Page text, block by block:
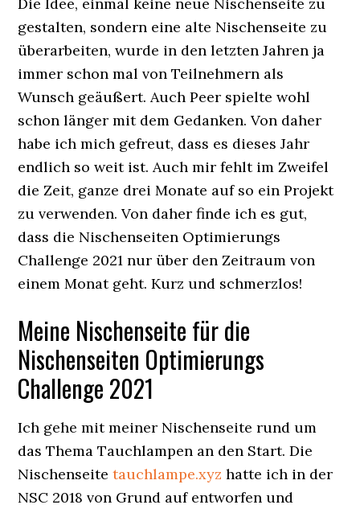
gestalten, sondern eine alte Nischenseite zu
überarbeiten, wurde in den letzten Jahren ja
immer schon mal von Teilnehmern als
Wunsch geäußert. Auch Peer spielte wohl
schon länger mit dem Gedanken. Von daher
habe ich mich gefreut, dass es dieses Jahr
endlich so weit ist. Auch mir fehlt im Zweifel
die Zeit, ganze drei Monate auf so ein Projekt
zu verwenden. Von daher finde ich es gut,
dass die Nischenseiten Optimierungs
Challenge 2021 nur über den Zeitraum von
einem Monat geht. Kurz und schmerzlos!
Meine Nischenseite für die
Nischenseiten Optimierungs
Challenge 2021
Ich gehe mit meiner Nischenseite rund um
das Thema Tauchlampen an den Start. Die
Nischenseitetauchlampe.xyz hatte ich in der
NSC 2018 von Grund auf entworfen und